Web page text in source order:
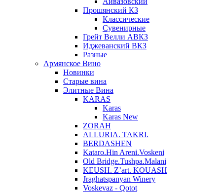
Прошянский КЗ
Классические
Сувенирные
Грейт Велли АВКЗ
Иджеванский ВКЗ
Разные
Армянское Вино
Новинки
Старые вина
Элитные Вина
KARAS
Karas
Karas New
ZORAH
ALLURIA. TAKRI.
BERDASHEN
Kataro.Hin Areni.Voskeni
Old Bridge.Tushpa.Malani
KEUSH. Z’art. KOUASH
Jraghatspanyan Winery
Voskevaz - Qotot